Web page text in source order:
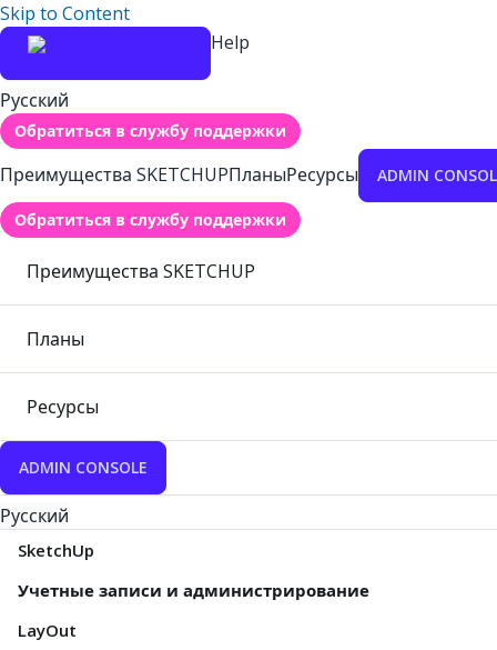
Skip to Content
Help
Русский
Обратиться в службу поддержки
Преимущества SKETCHUPПланыРесурсы ADMIN
Обратиться в службу поддержки
Преимущества SKETCHUP
Планы
Ресурсы
ADMIN CONSOLE
Русский
SketchUp
Учетные записи и администрирование
LayOut